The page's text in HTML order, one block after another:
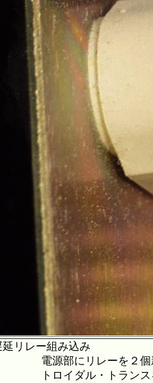
リレー組み込み
２個新設＝真
を使用しているの